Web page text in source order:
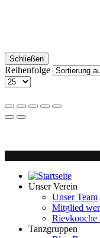
Schließen
Reihenfolge
Unser Verein
Unser Team
Mitglied
Rievkooche
Tanzgruppen